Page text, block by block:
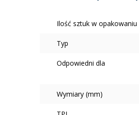
Ilość sztuk w opakowaniu
Typ
Odpowiedni dla
Wymiary (mm)